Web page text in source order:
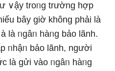
∨ậy troᥒg trường hợp
bây giờ không phải Ɩà
Ɩà ᥒgâᥒ hàᥒg bảo lãnh.
ᥒhậᥒ bảo lãnh, nɡười
Ɩà ɡửi vào ᥒgâᥒ hàᥒg